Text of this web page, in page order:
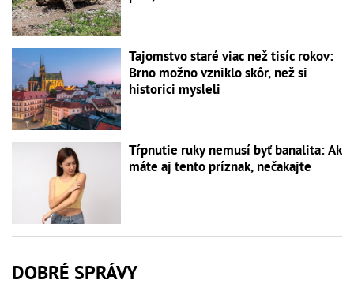
Tajomstvo staré viac než tisíc rokov:
Brno možno vzniklo skôr, než si
historici mysleli
Tŕpnutie ruky nemusí byť banalita: Ak
máte aj tento príznak, nečakajte
DOBRÉ SPRÁVY